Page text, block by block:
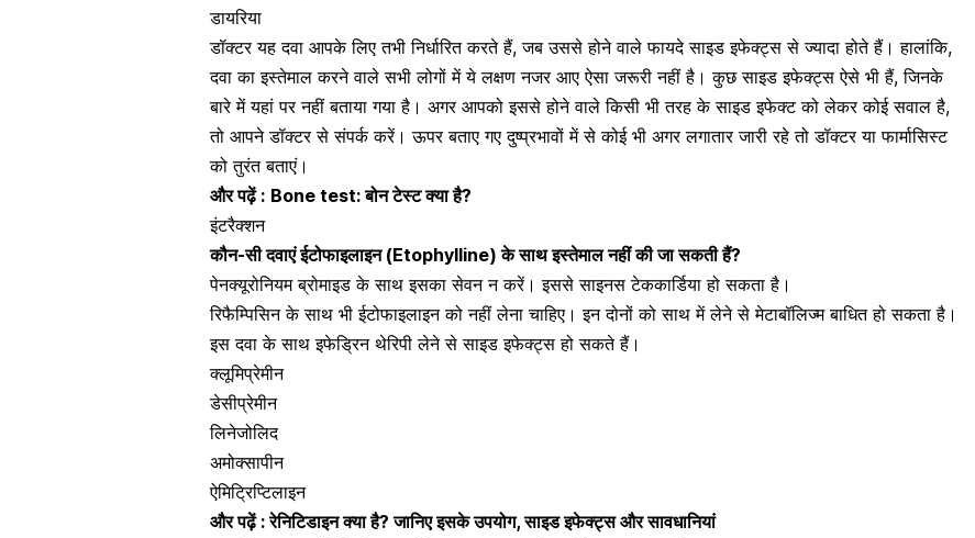
डायरिया
डॉक्टर यह दवा आपके लिए तभी निर्धारित करते हैं, जब उससे होने वाले फायदे साइड इफेक्ट्स से ज्यादा होते हैं। हालांकि,
दवा का इस्तेमाल करने वाले सभी लोगों में ये लक्षण नजर आए ऐसा जरूरी नहीं है। कुछ साइड इफेक्ट्स ऐसे भी हैं, जिनके
बारे में यहां पर नहीं बताया गया है। अगर आपको इससे होने वाले किसी भी तरह के साइड इफेक्ट को लेकर कोई सवाल है,
तो आपने डॉक्टर से संपर्क करें। ऊपर बताए गए दुष्प्रभावों में से कोई भी अगर लगातार जारी रहे तो डॉक्टर या फार्मासिस्ट
को तुरंत बताएं।
और पढ़ें : Bone test: बोन टेस्ट क्या है?
इंटरैक्शन
कौन-सी दवाएं ईटोफाइलाइन (Etophylline) के साथ इस्तेमाल नहीं की जा सकती हैं?
पेनक्यूरोनियम ब्रोमाइड के साथ इसका सेवन न करें। इससे साइनस टेककार्डिया हो सकता है।
रिफैम्पिसिन के साथ भी ईटोफाइलाइन को नहीं लेना चाहिए। इन दोनों को साथ में लेने से मेटाबॉलिज्म बाधित हो सकता है।
इस दवा के साथ इफेड्रिन थेरिपी लेने से साइड इफेक्ट्स हो सकते हैं।
क्लूमिप्रेमीन
डेसीप्रेमीन
लिनेजोलिद
अमोक्सापीन
ऐमिट्रिप्टिलाइन
और पढ़ें :रेनिटिडाइन क्या है? जानिए इसके उपयोग, साइड इफेक्ट्स और सावधानियां